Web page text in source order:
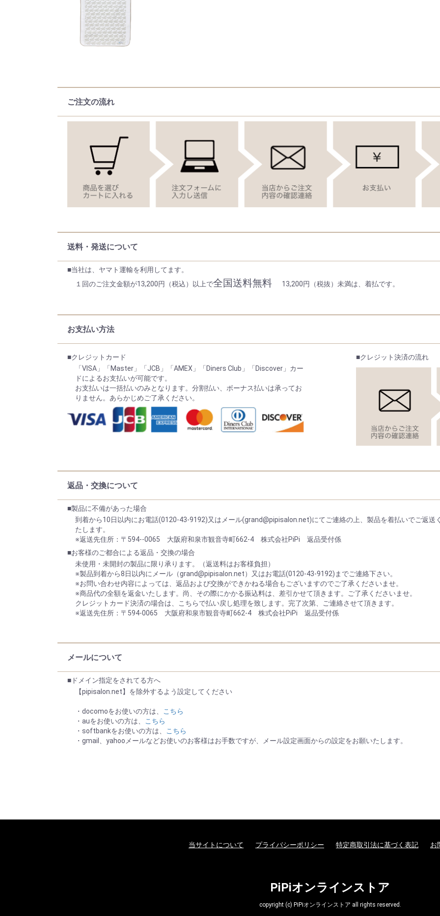
ご注文の流れ
送料・発送について
■当社は、ヤマト運輸を利用してます。
１回のご注文金額が13,200円（税込）以上で全国送料無料 13,200円（税抜）未満は、着払です。
お支払い方法
■クレジットカード
「VISA」「Master」「JCB」「AMEX」「Diners Club」「Discover」カー
ドによるお支払いが可能です。
お支払いは一括払いのみとなります。分割払い、ボーナス払いは承ってお
りません。あらかじめご了承ください。
■クレジット決済の流れ
返品・交換について
■製品に不備があった場合
到着から10日以内にお電話(0120-43-9192)又はメール(grand@pipisalon.net)にてご連絡の上、製品を着払いでご返送
たします。
※返送先住所：〒594--0065 大阪府和泉市観音寺町662-4 株式会社PiPi 返品受付係
■お客様のご都合による返品・交換の場合
未使用・未開封の製品に限り承ります。（返送料はお客様負担）
※製品到着から8日以内にメール（grand@pipisalon.net）又はお電話(0120-43-9192)までご連絡下さい。
※お問い合わせ内容によっては、返品および交換ができかねる場合もございますのでご了承くださいませ。
※商品代の全額を返金いたします。尚、その際にかかる振込料は、差引かせて頂きます。ご了承くださいませ。
クレジットカード決済の場合は、こちらで払い戻し処理を致します。完了次第、ご連絡させて頂きます。
※返送先住所：〒594-0065 大阪府和泉市観音寺町662-4 株式会社PiPi 返品受付係
メールについて
■ドメイン指定をされてる方へ
【pipisalon.net】を除外するよう設定してください
・docomoをお使いの方は、 こちら
・auをお使いの方は、 こちら
・softbankをお使いの方は、 こちら
・gmail、yahooメールなどお使いのお客様はお手数ですが、メール設定画面からの設定をお願いたします。
当サイトについて プライバシーポリシー 特定商取引法に基づく表記 お
PiPiオンラインストア
copyright (c) PiPiオンラインストア all rights reserved.